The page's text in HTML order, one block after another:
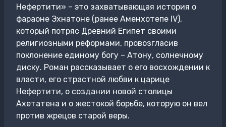
Нефертити» – это захватывающая история о
фараоне Эхнатоне (ранее Аменхотепе IV),
который потряс Древний Египет своими
религиозными реформами, провозгласив
поклонение единому богу – Атону, солнечному
диску. Роман рассказывает о его восхождении к
власти, его страстной любви к царице
Нефертити, о создании новой столицы
Ахетатена и о жестокой борьбе, которую он вел
против жрецов старой веры.